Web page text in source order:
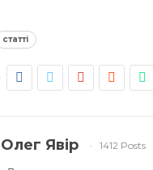
статті
Олег Явір 1412 Posts